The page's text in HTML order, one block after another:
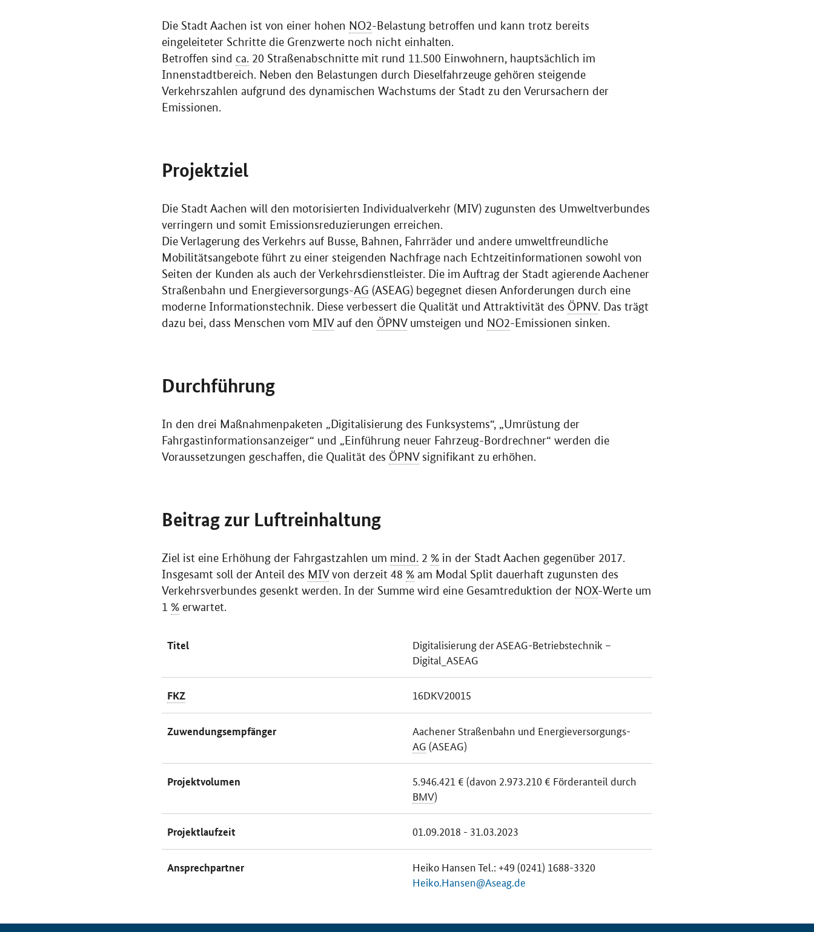
Die Stadt Aachen ist von einer hohen NO2-Belastung betroffen und kann trotz bereits
eingeleiteter Schritte die Grenzwerte noch nicht einhalten.
Betroffen sind ca. 20 Straßenabschnitte mit rund 11.500 Einwohnern, hauptsächlich im
Innenstadtbereich. Neben den Belastungen durch Dieselfahrzeuge gehören steigende
Verkehrszahlen aufgrund des dynamischen Wachstums der Stadt zu den Verursachern der
Emissionen.
Projektziel
Die Stadt Aachen will den motorisierten Individualverkehr (MIV) zugunsten des Umweltverbundes
verringern und somit Emissionsreduzierungen erreichen.
Die Verlagerung des Verkehrs auf Busse, Bahnen, Fahrräder und andere umweltfreundliche
Mobilitätsangebote führt zu einer steigenden Nachfrage nach Echtzeitinformationen sowohl von
Seiten der Kunden als auch der Verkehrsdienstleister. Die im Auftrag der Stadt agierende Aachener
Straßenbahn und Energieversorgungs-AG (ASEAG) begegnet diesen Anforderungen durch eine
moderne Informationstechnik. Diese verbessert die Qualität und Attraktivität des ÖPNV. Das trägt
dazu bei, dass Menschen vom MIVauf den ÖPNVumsteigen und NO2-Emissionen sinken.
Durchführung
In den drei Maßnahmenpaketen „Digitalisierung des Funksystems“, „Umrüstung der
Fahrgastinformationsanzeiger“ und „Einführung neuer Fahrzeug-Bordrechner“ werden die
Voraussetzungen geschaffen, die Qualität des ÖPNVsignifikant zu erhöhen.
Beitrag zur Luftreinhaltung
Ziel ist eine Erhöhung der Fahrgastzahlen um mind. 2 % in der Stadt Aachen gegenüber 2017.
Insgesamt soll der Anteil des MIVvon derzeit 48 % am Modal Split dauerhaft zugunsten des
Verkehrsverbundes gesenkt werden. In der Summe wird eine Gesamtreduktion der NOX-Werte um
1 % erwartet.
Titel
Digitalisierung der ASEAG-Betriebstechnik –
Digital_ASEAG
FKZ 16DKV20015
Zuwendungsempfänger
Aachener Straßenbahn und Energieversorgungs-
AG (ASEAG)
Projektvolumen
5.946.421 € (davon 2.973.210 € Förderanteil durch
BMV)
Projektlaufzeit 01.09.2018 - 31.03.2023
Ansprechpartner
Heiko Hansen Tel.: +49 (0241) 1688-3320
Heiko.Hansen@Aseag.de